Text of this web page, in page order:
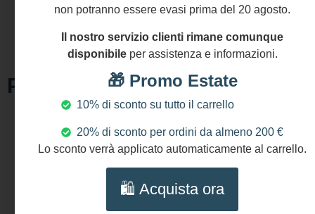
Prodotti Correlati
non potranno essere evasi prima del 20 agosto.
Il nostro servizio clienti rimane comunque
disponibileper assistenza e informazioni.
🎁 Promo Estate
10% di sconto su tutto il carrello
20% di sconto per ordini da almeno 200 €
Lo sconto verrà applicato automaticamente al carrello.
🛍️ Acquista ora